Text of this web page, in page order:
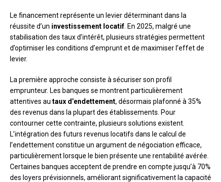
Le financement représente un levier déterminant dans la
réussite d’un investissement locatif . En 2025, malgré une
stabilisation des taux d’intérêt, plusieurs stratégies permettent
d’optimiser les conditions d’emprunt et de maximiser l’effet de
levier.
La première approche consiste à sécuriser son profil
emprunteur. Les banques se montrent particulièrement
attentives au taux d’endettement, désormais plafonné à 35%
des revenus dans la plupart des établissements. Pour
contourner cette contrainte, plusieurs solutions existent.
L’intégration des futurs revenus locatifs dans le calcul de
l’endettement constitue un argument de négociation efficace,
particulièrement lorsque le bien présente une rentabilité avérée.
Certaines banques acceptent de prendre en compte jusqu’à 70%
des loyers prévisionnels, améliorant significativement la capacité